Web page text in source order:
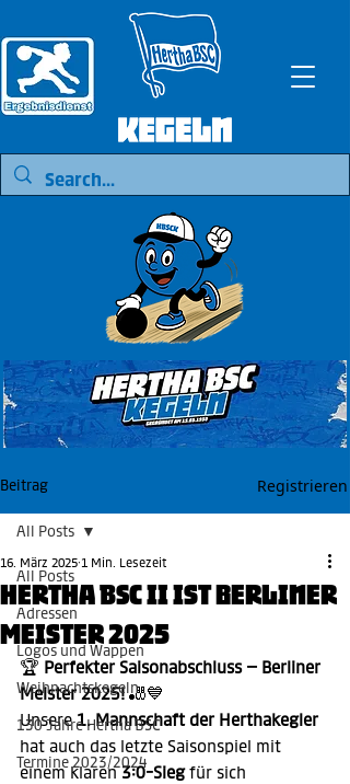
Beitrag Registrieren
All Posts
Adressen
Logos und Wappen
Weihnachtskegeln
130 Jahre Hertha BSC
Termine 2023/2024
All Posts
Hertha BSC II ist Berliner
Meister 2025
16. März 2025 1 Min. Lesezeit
🏆 Perfekter Saisonabschluss – Berliner
Meister 2025! 🎳💙
Unsere 1. Mannschaft der Herthakegler
hat auch das letzte Saisonspiel mit
einem klaren 3:0-Sieg für sich